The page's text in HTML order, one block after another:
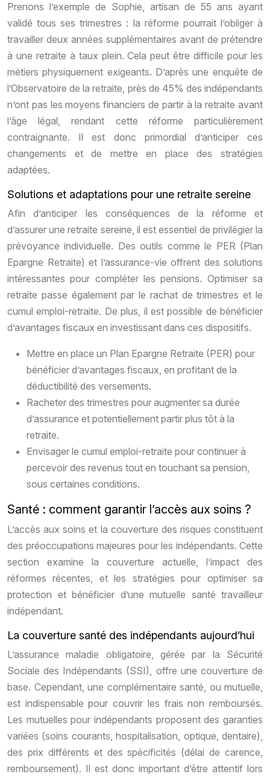
Prenons l’exemple de Sophie, artisan de 55 ans ayant
validé tous ses trimestres : la réforme pourrait l’obliger à
travailler deux années supplémentaires avant de prétendre
à une retraite à taux plein. Cela peut être difficile pour les
métiers physiquement exigeants. D’après une enquête de
l’Observatoire de la retraite, près de 45% des indépendants
n’ont pas les moyens financiers de partir à la retraite avant
l’âge légal, rendant cette réforme particulièrement
contraignante. Il est donc primordial d’anticiper ces
changements et de mettre en place des stratégies
adaptées.
Solutions et adaptations pour une retraite sereine
Afin d’anticiper les conséquences de la réforme et
d’assurer une retraite sereine, il est essentiel de privilégier la
prévoyance individuelle. Des outils comme le PER (Plan
Epargne Retraite) et l’assurance-vie offrent des solutions
intéressantes pour compléter les pensions. Optimiser sa
retraite passe également par le rachat de trimestres et le
cumul emploi-retraite. De plus, il est possible de bénéficier
d’avantages fiscaux en investissant dans ces dispositifs.
Mettre en place un Plan Epargne Retraite (PER) pour
bénéficier d’avantages fiscaux, en profitant de la
déductibilité des versements.
Racheter des trimestres pour augmenter sa durée
d’assurance et potentiellement partir plus tôt à la
retraite.
Envisager le cumul emploi-retraite pour continuer à
percevoir des revenus tout en touchant sa pension,
sous certaines conditions.
Santé : comment garantir l’accès aux soins ?
L’accès aux soins et la couverture des risques constituent
des préoccupations majeures pour les indépendants. Cette
section examine la couverture actuelle, l’impact des
réformes récentes, et les stratégies pour optimiser sa
protection et bénéficier d’une mutuelle santé travailleur
indépendant.
La couverture santé des indépendants aujourd’hui
L’assurance maladie obligatoire, gérée par la Sécurité
Sociale des Indépendants (SSI), offre une couverture de
base. Cependant, une complémentaire santé, ou mutuelle,
est indispensable pour couvrir les frais non remboursés.
Les mutuelles pour indépendants proposent des garanties
variées (soins courants, hospitalisation, optique, dentaire),
des prix différents et des spécificités (délai de carence,
remboursement). Il est donc important d’être attentif lors